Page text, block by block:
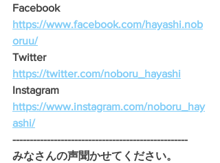
Facebook
https://www.facebook.com/hayashi.nob
oruu/
Twitter
https://twitter.com/noboru_hayashi
Instagram
https://www.instagram.com/noboru_hay
ashi/
---------------------------------------------------
みなさんの声聞かせてください。